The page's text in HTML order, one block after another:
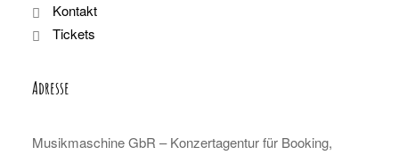
Kontakt
Tickets
Adresse
Musikmaschine GbR – Konzertagentur für Booking,